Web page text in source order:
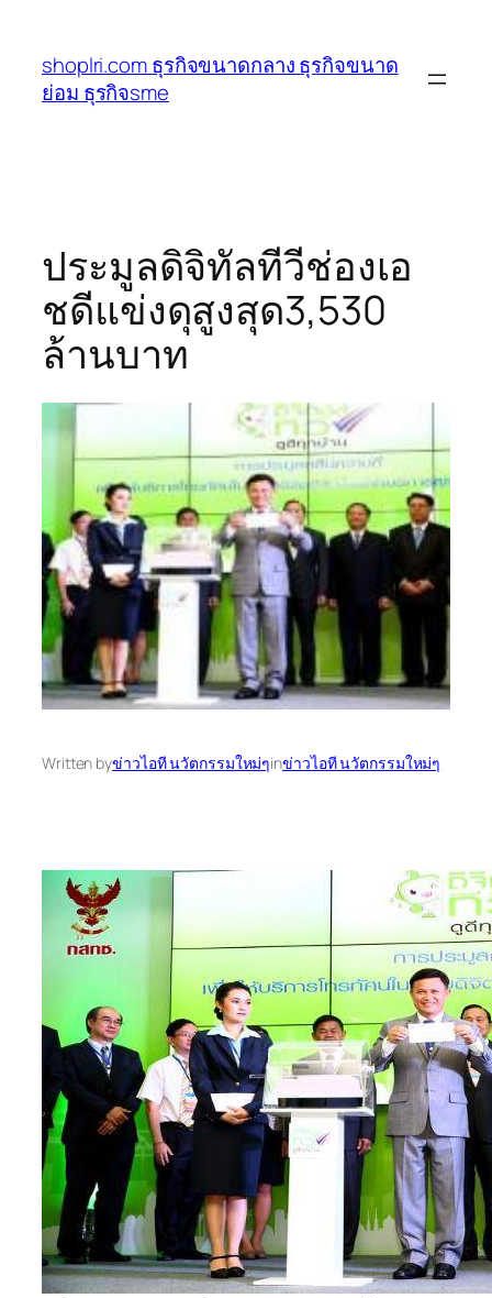
เนื้อหา
shoplri.com ธุรกิจขนาดกลาง ธุรกิจขนาด
ย่อม ธุรกิจsme
ประมูลดิจิทัลทีวีช่องเอ
ชดีแข่งดุสูงสุด3,530
ล้านบาท
Written byข่าวไอที นวัตกรรมใหม่ๆinข่าวไอที นวัตกรรมใหม่ๆ